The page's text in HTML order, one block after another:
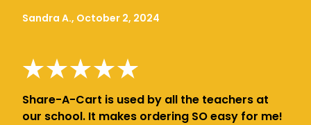
Sandra A., October 2, 2024
Share-A-Cart is used by all the teachers at
our school. It makes ordering SO easy for me!